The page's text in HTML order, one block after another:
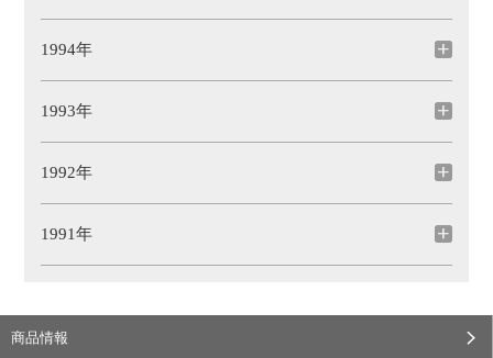
1994年
1993年
1992年
1991年
商品情報